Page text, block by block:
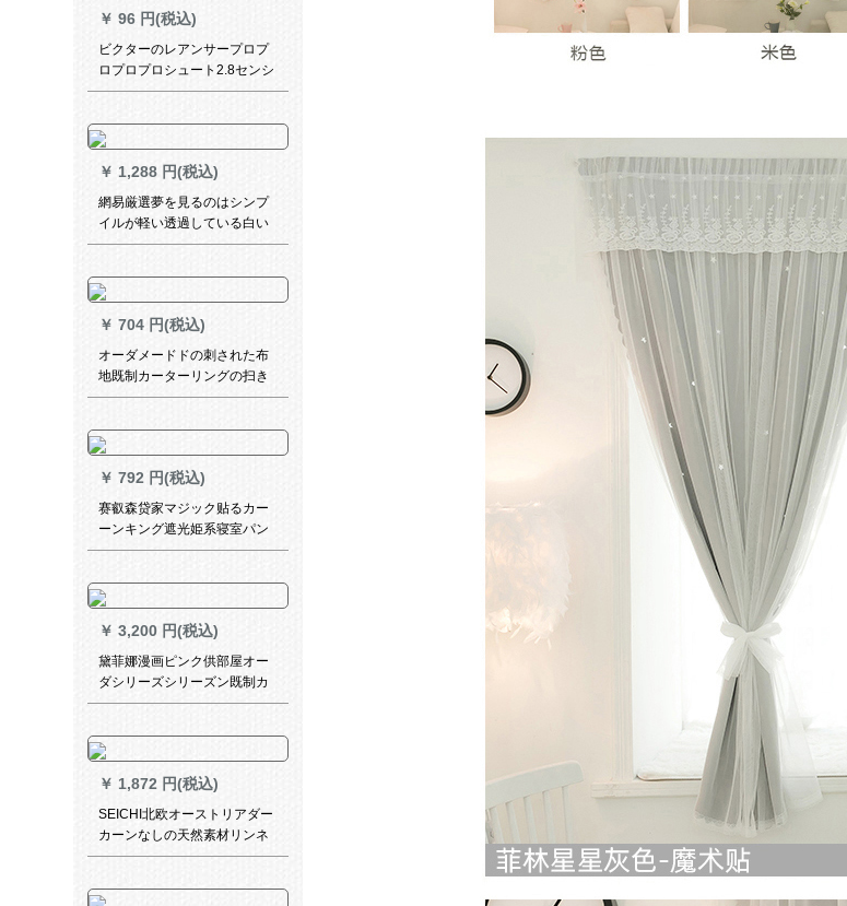
￥ 96 円(税込)
ビクターのレアンサープロプ
ロプロプロシュート2.8センシ
ング径管用
￥ 1,288 円(税込)
網易厳選夢を見るのはシンプ
イルが軽い透過している白い
紗カラーテンビレッダ寝室掃
ーカザーテが白くて1.4 m幅x
2.6 m高（一枚）
￥ 704 円(税込)
オーダメードドの刺された布
地既制カーターリングの扫き
出し窓レシューズのテーリン
リングリングリングリング2.5
￥ 792 円(税込)
赛叡森贷家マジック贴るカー
ーンキング遮光姫系寝室パン
チーに小さな窓を付けます。
￥ 3,200 円(税込)
黛菲娜漫画ピンク供部屋オー
ダシリーズシリーズン既制カ
ーターテン寝室遮光扫き窓レ
カーターテン1.9*2.7メトル高
*2枚(a+b)
￥ 1,872 円(税込)
SEICHI北欧オーストリアダー
カーンなしの天然素材リンネ
ル遮光既制カールテッカーン
リンカーターテーンテーン窓